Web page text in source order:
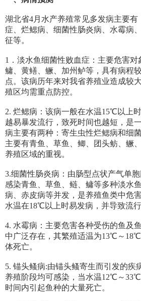
湖北省4月水产养殖常见多发病主要有
症、烂鳃病、细菌性肠炎病、水霉病
征等。
1．淡水鱼细菌性败血症：主要危害对
鳙、黄鳝、鳜、加州鲈等，具有病程
点。该病历年来对我省养殖业造成较
殖区均需重点防控。
2. 烂鳃病：该病一般在水温15℃以上
越易暴发流行，致死时间也越短，是
病主要有两种：寄生虫性烂鳃病和细
主要有青鱼、草鱼、鲫、团头鲂、鳜
养殖区域的重视。
3.细菌性肠炎病：由肠型点状产气单
感染青鱼、草鱼、鲢、鳙等多种淡水
病、赤皮病等并发，是养殖鱼类中危
水温在18℃以上时易发病，并导致流行
4. 水霉病：主要危害各种受伤的鱼及
中广泛存在，其繁殖适温为13℃～
体死亡。
5. 锚头鳋病:由锚头鳋寄生而引发的疾
养殖阶段均可感染，当水温12℃～
时间内引起鱼种的大量死亡。